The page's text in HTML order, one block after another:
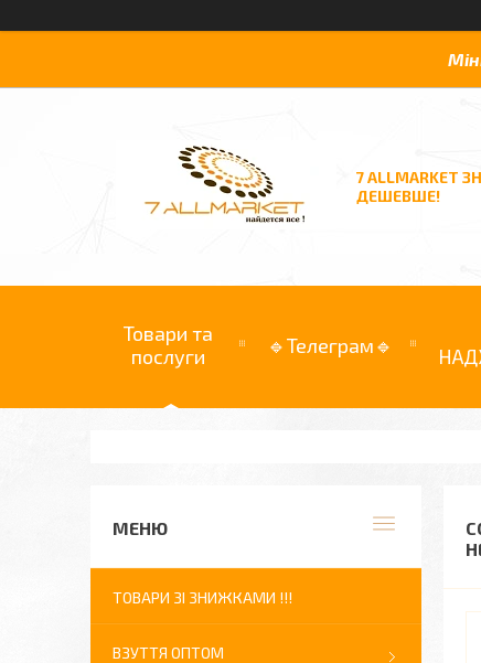
7 ALLMARKET
ДЕШЕВШЕ!
Товари та
послуги
🔹Телеграм🔹
ТОВАРИ ЗІ ЗНИЖКАМИ !!!
ВЗУТТЯ ОПТОМ